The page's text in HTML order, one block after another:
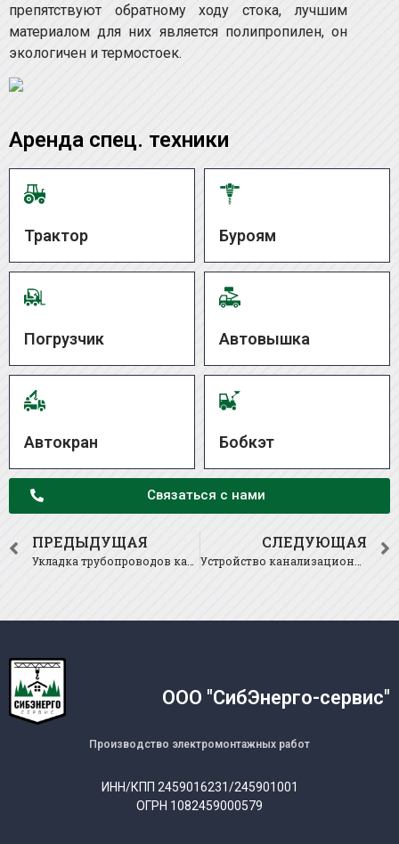
препятствуют обратному ходу стока, лучшим
материалом для них является полипропилен, он
экологичен и термостоек.
Аренда спец. техники
Трактор Буроям
Погрузчик Автовышка
Автокран Бобкэт
Связаться с нами
ПРЕДЫДУЩАЯ СЛЕДУЮЩАЯ
ООО "СибЭнерго-сервис"
Производство электромонтажных работ
ИНН/КПП 2459016231/245901001
ОГРН 1082459000579